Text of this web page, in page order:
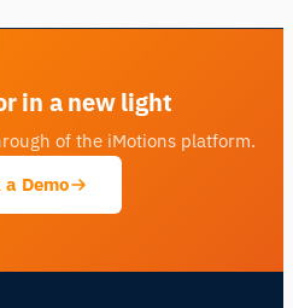
in a new light
of the iMotions platform.
a Demo